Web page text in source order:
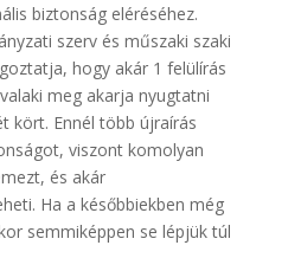
biztonság eléréséhez.
szerv és műszaki szaki
hogy akár 1 felülírás
meg akarja nyugtatni
kört. Ennél több újraírás
viszont komolyan
és akár
Ha a későbbiekben még
semmiképpen se lépjük túl